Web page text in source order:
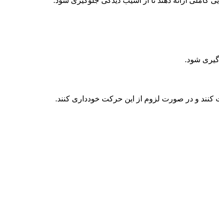
شود.
کنند و در صورت لزوم از این حرکت خودداری کنند.